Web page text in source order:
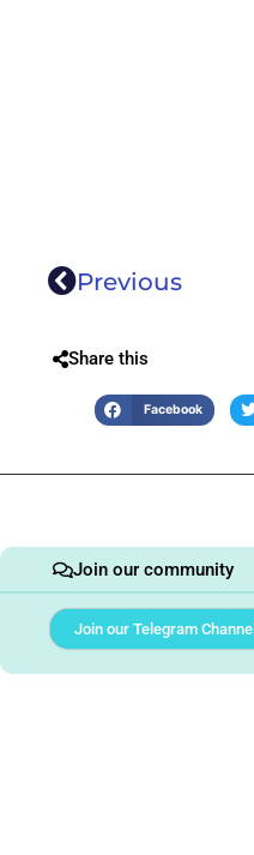
Previous
Share this
Facebook
Join our community
Join our Telegram Channel